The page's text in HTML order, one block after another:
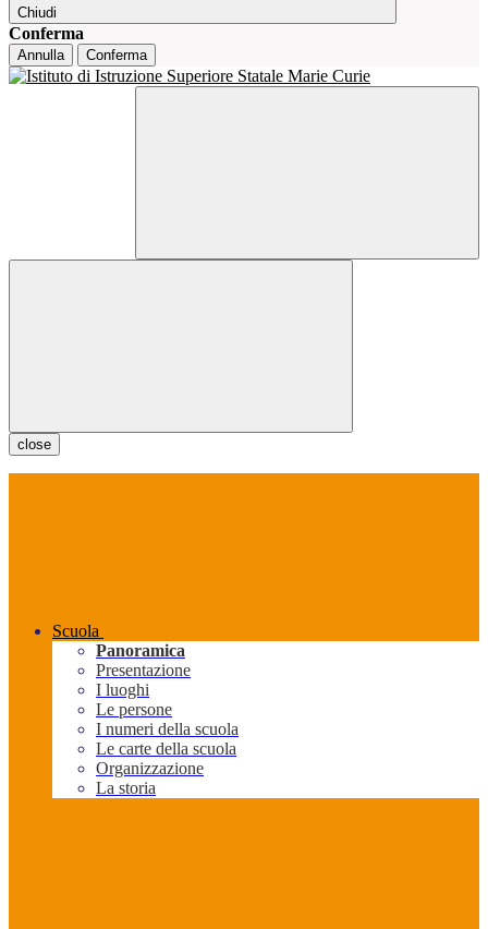
Chiudi
Conferma
Annulla Conferma
close
Scuola
Panoramica
Presentazione
I luoghi
Le persone
I numeri della scuola
Le carte della scuola
Organizzazione
La storia